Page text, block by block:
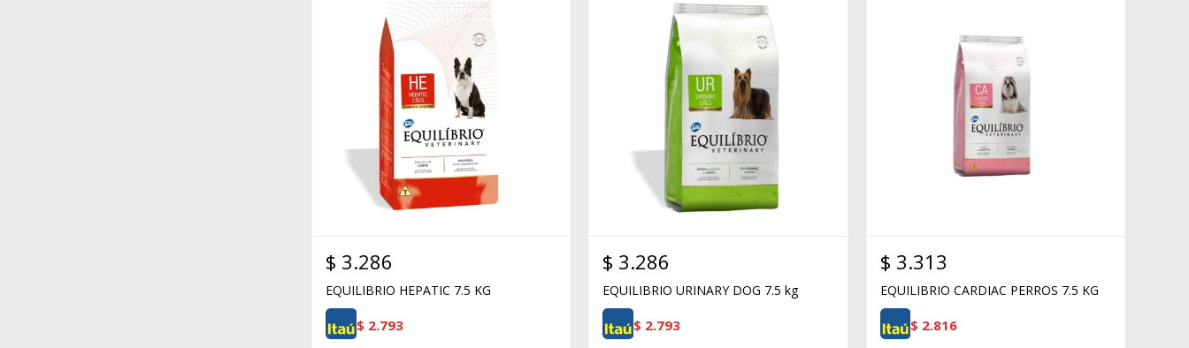
$ 3.286
EQUILIBRIO HEPATIC 7.5 KG
$ 2.793
$ 3.286
EQUILIBRIO URINARY DOG 7.5 kg
$ 2.793
$ 3.313
EQUILIBRIO CARDIAC PERROS 7.5 KG
$ 2.816